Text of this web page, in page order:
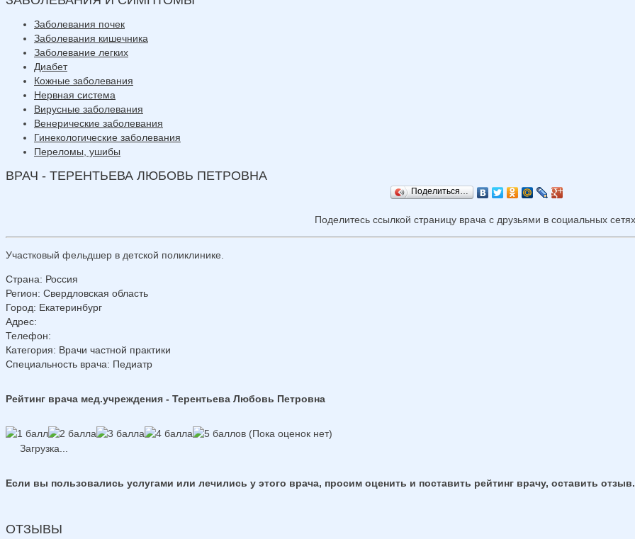
Заболевания почек
Заболевания кишечника
Заболевание легких
Диабет
Кожные заболевания
Нервная система
Вирусные заболевания
Венерические заболевания
Гинекологические заболевания
Переломы, ушибы
ВРАЧ - ТЕРЕНТЬЕВА ЛЮБОВЬ ПЕТРОВНА
Поделиться…
Поделитесь ссылкой страницу врача с друзьями в социальных
Участковый фельдшер в детской поликлинике.
Страна: Россия
Регион: Свердловская область
Город: Екатеринбург
Адрес:
Телефон:
Категория: Врачи частной практики
Специальность врача: Педиатр
Рейтинг врача мед.учреждения - Терентьева Любовь Петровна
(Пока оценок нет)
Загрузка...
Если вы пользовались услугами или лечились у этого врача, просим оценить и поставить рейтинг врачу, оставить отзыв.
ОТЗЫВЫ